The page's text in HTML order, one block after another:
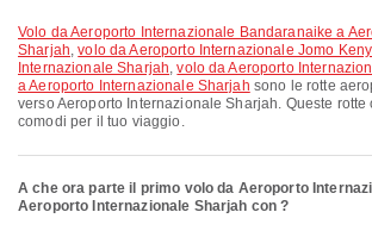
volo da Aeroporto Internazionale Bandaranaike a Aeroporto Internazionale
Sharjah,volo da Aeroporto Internazionale Jomo
Internazionale Sharjah,volo da Aeroporto
a Aeroporto Internazionale Sharjah sono le rotte
verso Aeroporto Internazionale Sharjah. Queste
comodi per il tuo viaggio.
A che ora parte il primo volo da Aeroporto
Aeroporto Internazionale Sharjah con ?